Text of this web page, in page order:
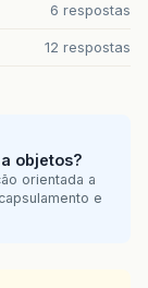
6 respostas
12 respostas
objetos?
orientada a
e